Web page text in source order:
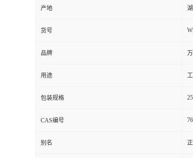
产地
货号
品牌
用途
包装规格
CAS编号
别名